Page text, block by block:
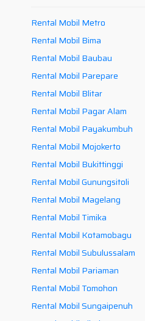
Rental Mobil Metro
Rental Mobil Bima
Rental Mobil Baubau
Rental Mobil Parepare
Rental Mobil Blitar
Rental Mobil Pagar Alam
Rental Mobil Payakumbuh
Rental Mobil Mojokerto
Rental Mobil Bukittinggi
Rental Mobil Gunungsitoli
Rental Mobil Magelang
Rental Mobil Timika
Rental Mobil Kotamobagu
Rental Mobil Subulussalam
Rental Mobil Pariaman
Rental Mobil Tomohon
Rental Mobil Sungaipenuh